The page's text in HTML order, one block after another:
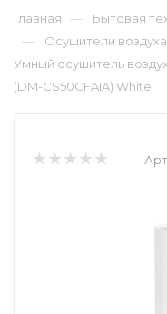
Главная — Бытовая
— Осушители воздуха
Умный осушитель
(DM-CS50CFA1A) White